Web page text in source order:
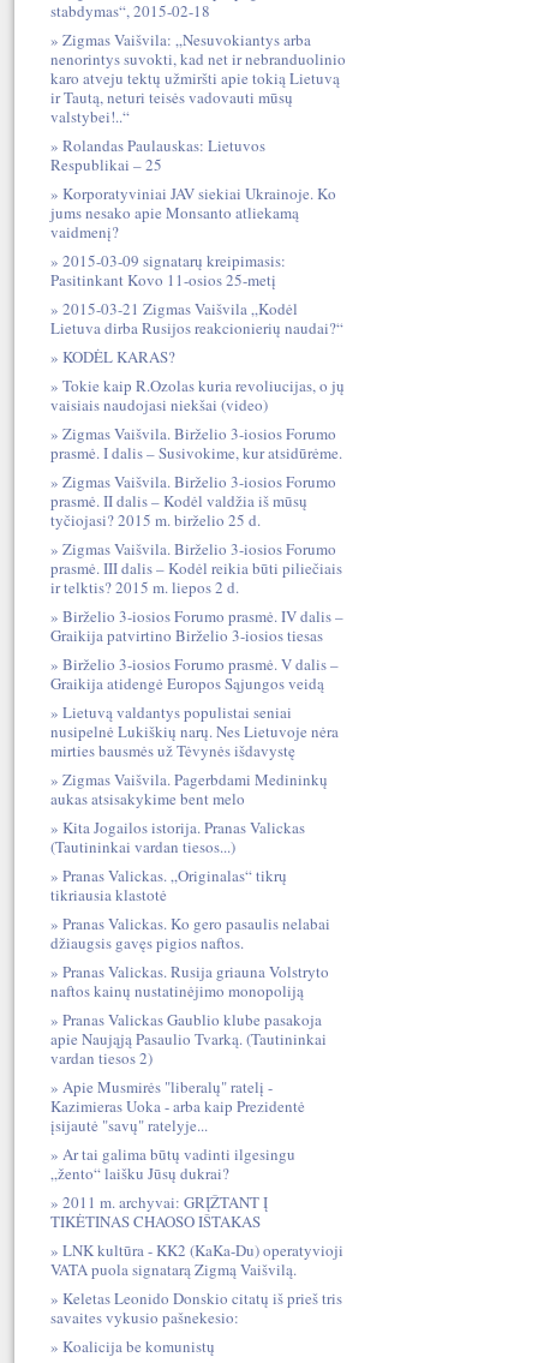
stabdymas“, 2015-02-18
Zigmas Vaišvila: „Nesuvokiantys arba
nenorintys suvokti, kad net ir nebranduolinio
karo atveju tektų užmiršti apie tokią Lietuvą
ir Tautą, neturi teisės vadovauti mūsų
valstybei!..“
Rolandas Paulauskas: Lietuvos
Respublikai – 25
Korporatyviniai JAV siekiai Ukrainoje. Ko
jums nesako apie Monsanto atliekamą
vaidmenį?
2015-03-09 signatarų kreipimasis:
Pasitinkant Kovo 11-osios 25-metį
2015-03-21 Zigmas Vaišvila „Kodėl
Lietuva dirba Rusijos reakcionierių naudai?“
KODĖL KARAS?
Tokie kaip R.Ozolas kuria revoliucijas, o jų
vaisiais naudojasi niekšai (video)
Zigmas Vaišvila. Birželio 3-iosios Forumo
prasmė. I dalis – Susivokime, kur atsidūrėme.
Zigmas Vaišvila. Birželio 3-iosios Forumo
prasmė. II dalis – Kodėl valdžia iš mūsų
tyčiojasi? 2015 m. birželio 25 d.
Zigmas Vaišvila. Birželio 3-iosios Forumo
prasmė. III dalis – Kodėl reikia būti piliečiais
ir telktis? 2015 m. liepos 2 d.
Birželio 3-iosios Forumo prasmė. IV dalis –
Graikija patvirtino Birželio 3-iosios tiesas
Birželio 3-iosios Forumo prasmė. V dalis –
Graikija atidengė Europos Sąjungos veidą
Lietuvą valdantys populistai seniai
nusipelnė Lukiškių narų. Nes Lietuvoje nėra
mirties bausmės už Tėvynės išdavystę
Zigmas Vaišvila. Pagerbdami Medininkų
aukas atsisakykime bent melo
Kita Jogailos istorija. Pranas Valickas
(Tautininkai vardan tiesos...)
Pranas Valickas. „Originalas“ tikrų
tikriausia klastotė
Pranas Valickas. Ko gero pasaulis nelabai
džiaugsis gavęs pigios naftos.
Pranas Valickas. Rusija griauna Volstryto
naftos kainų nustatinėjimo monopoliją
Pranas Valickas Gaublio klube pasakoja
apie Naująją Pasaulio Tvarką. (Tautininkai
vardan tiesos 2)
Apie Musmirės "liberalų" ratelį -
Kazimieras Uoka - arba kaip Prezidentė
įsijautė "savų" ratelyje...
Ar tai galima būtų vadinti ilgesingu
„žento“ laišku Jūsų dukrai?
2011 m. archyvai: GRĮŽTANT Į
TIKĖTINAS CHAOSO IŠTAKAS
LNK kultūra - KK2 (KaKa-Du) operatyvioji
VATA puola signatarą Zigmą Vaišvilą.
Keletas Leonido Donskio citatų iš prieš tris
savaites vykusio pašnekesio:
Koalicija be komunistų